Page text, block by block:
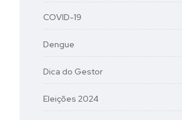
COVID-19
Dengue
Dica do Gestor
Eleições 2024